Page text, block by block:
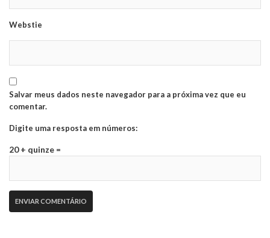
Webstie
Salvar meus dados neste navegador para a próxima vez que eu
comentar.
Digite uma resposta em números:
20 + quinze =